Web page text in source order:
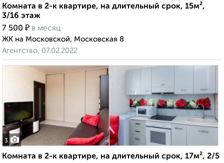
Комната в 2-к квартире, на длительный срок, 15м²,
3/16 этаж
7 500 ₽ в месяц
ЖК на Московской, Московская 8
Агентство, 07.02.2022
3
Комната в 2-к квартире, на длительный срок, 17м², 2/5